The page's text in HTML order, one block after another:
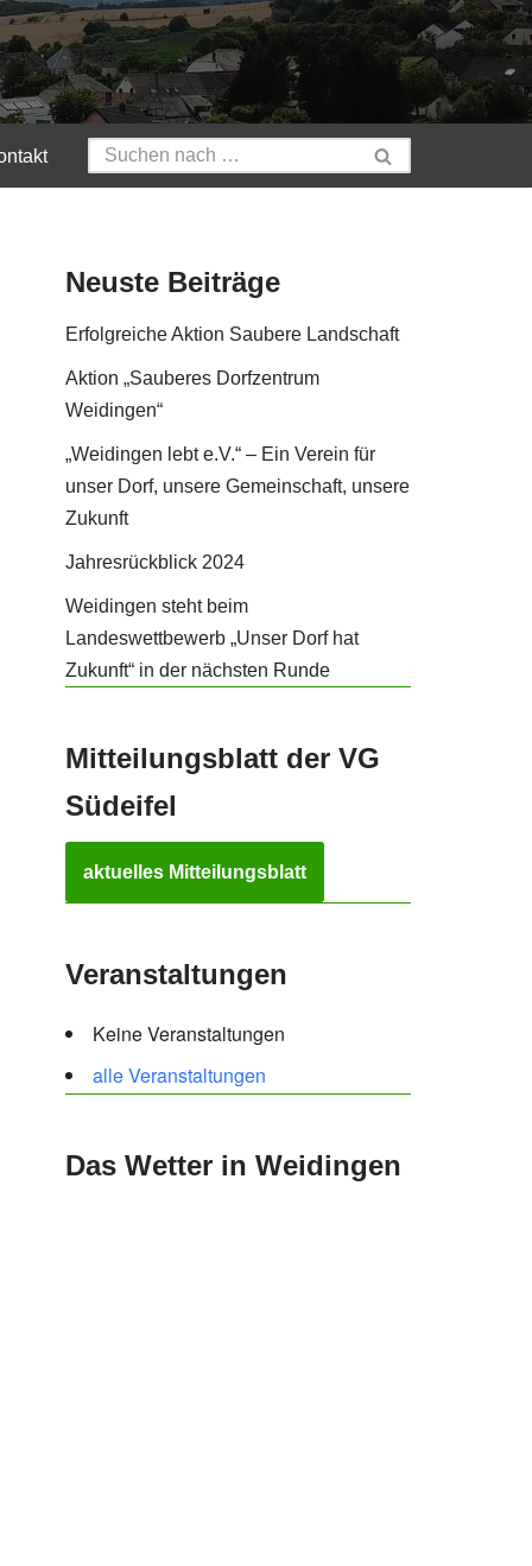
Neuste Beiträge
Erfolgreiche Aktion Saubere Landschaft
Aktion „Sauberes Dorfzentrum
Weidingen“
„Weidingen lebt e.V.“ – Ein Verein für
unser Dorf, unsere Gemeinschaft, unsere
Zukunft
Jahresrückblick 2024
Weidingen steht beim
Landeswettbewerb „Unser Dorf hat
Zukunft“ in der nächsten Runde
Mitteilungsblatt der VG
Südeifel
aktuelles Mitteilungsblatt
Veranstaltungen
Keine Veranstaltungen
alle Veranstaltungen
Das Wetter in Weidingen